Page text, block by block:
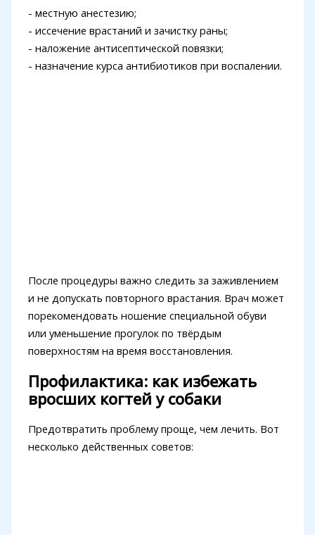
- местную анестезию;
- иссечение врастаний и зачистку раны;
- наложение антисептической повязки;
- назначение курса антибиотиков при воспалении.
После процедуры важно следить за заживлением
и не допускать повторного врастания. Врач может
порекомендовать ношение специальной обуви
или уменьшение прогулок по твёрдым
поверхностям на время восстановления.
Профилактика: как избежать
вросших когтей у собаки
Предотвратить проблему проще, чем лечить. Вот
несколько действенных советов: